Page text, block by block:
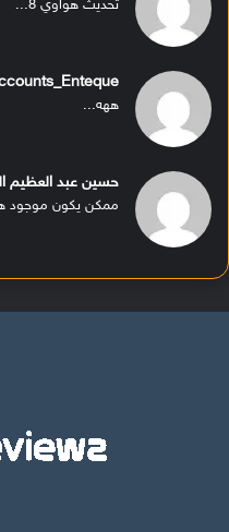
تحديث هواوي 8...
ههه...
حسين عبد العظيم
ممكن يكون موجود